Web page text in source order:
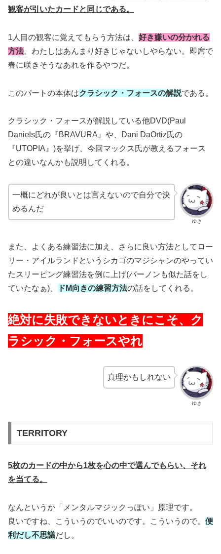
観客が引いたカードと同じである。
1人目の観客に覚えてもらう方法は、 好き嫌いの分かれる
方法。わたしはあんまり好きじゃないしやらない。即席で
春に咲きそうなあれを作るやつだ。
このパートの本体はクラシック・フォースの解説である。
クラシック・フォースが解説している他DVD(Paul
Daniels氏の『BRAVURA』や、Dani DaOrtiz氏の
『UTOPIA』)を挙げ、今回マックス氏が教えるフォース
との違いなんかも説明してくれる。
ゆき
一概にどれが良いとは言えないので自分で決
めるんだ
また、よくある練習法に加え、さらに良い方法としてロー
リー・アイルランドというシカゴのマジシャンのやってい
たスリーピング練習法を例に上げ(バーノンも似た話をし
ていたなぁ)、
ドM向きの練習方法の話をしてくれる。
絶対に失敗できないときにこそ、ク
ラシック・フォースやれ
ゆき
真理かもしれない
TERRITORY
5枚のカードの中から1枚を心の中で選んでもらい、それ
を当てる。
なんというか「メンタルマジックっぽい」原理です。
良いですね、こういうのでいいのです。こういうので。 便
利だし不思議だし。